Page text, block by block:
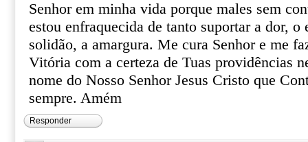
Senhor em minha vida porque males sem
estou enfraquecida de tanto suportar a dor, o
solidão, a amargura. Me cura Senhor e me
Vitória com a certeza de Tuas providências
nome do Nosso Senhor Jesus Cristo que
sempre. Amém
Responder